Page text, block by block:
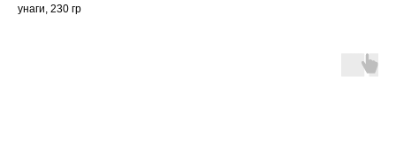
унаги, 230 гр